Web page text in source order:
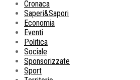
Cronaca
Saperi&Sapori
Economia
Eventi
Politica
Sociale
Sponsorizzate
Sport